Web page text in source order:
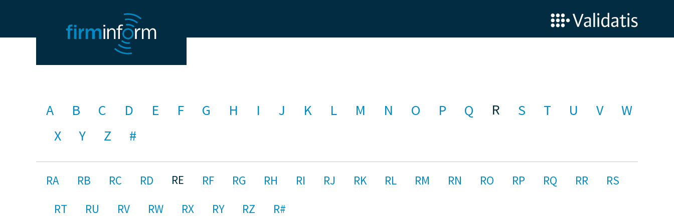
A B C D E F G H I J K L M N O P Q R S T U V
W
X
Y Z #
RA RB RC RD RE RF RG RH RI RJ RK RL RM RN RO RP RQ RR
RS
RT
RU RV RW RX RY RZ R#